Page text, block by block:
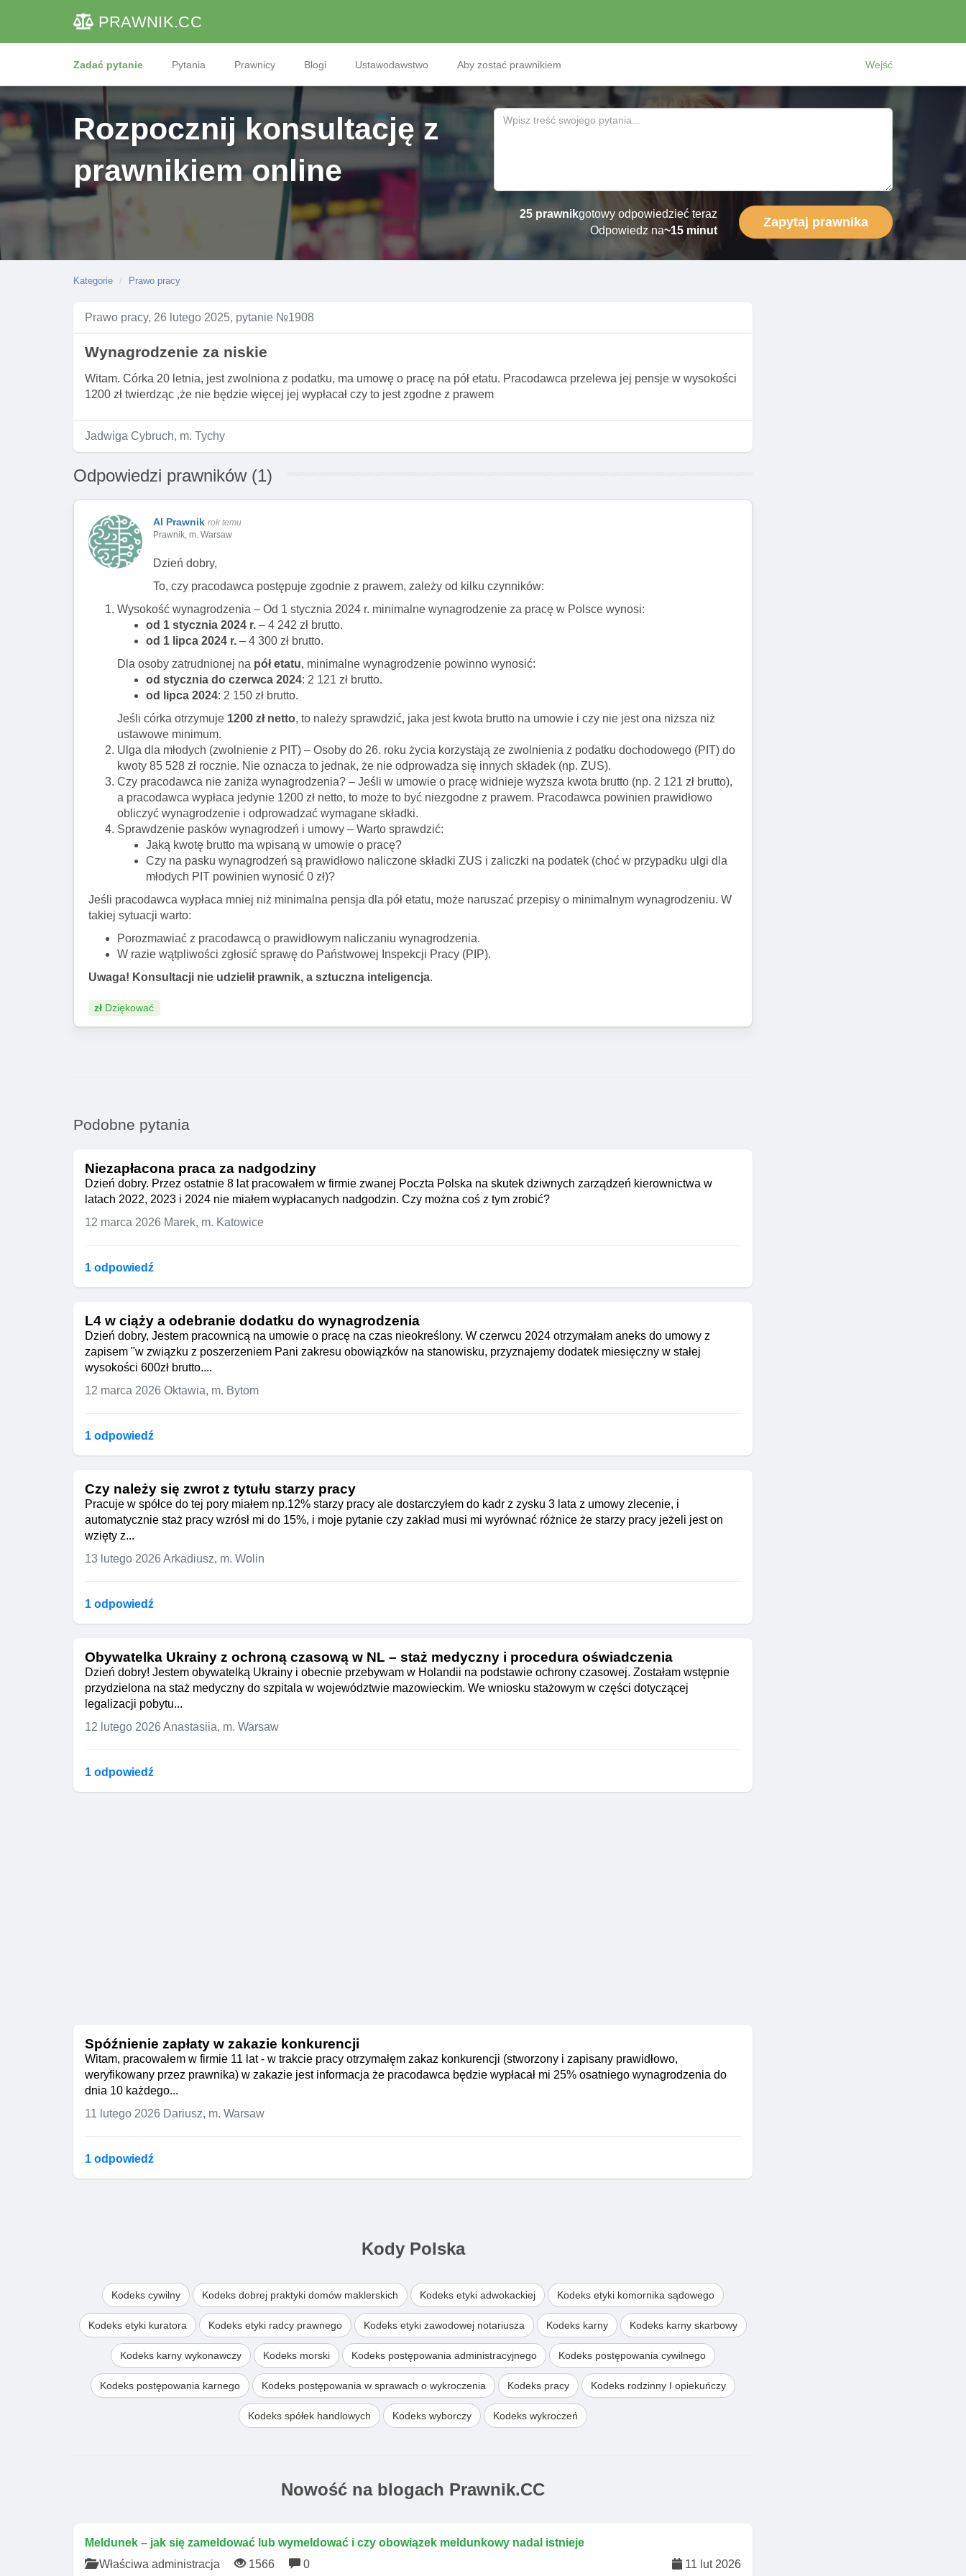
PRAWNIK.CC
Zadać pytanie Pytania Prawnicy Blogi Ustawodawstwo Aby zostać prawnikiem Wejść
Rozpocznij konsultację z
prawnikiem online
25 prawnikgotowy odpowiedzieć teraz
Odpowiedz na~15 minut
Zapytaj prawnika
Kategorie Prawo pracy
Prawo pracy, 26 lutego 2025, pytanie №1908
Wynagrodzenie za niskie
Witam. Córka 20 letnia, jest zwolniona z podatku, ma umowę o pracę na pół etatu. Pracodawca przelewa jej pensje w wysokości
1200 zł twierdząc ,że nie będzie więcej jej wypłacał czy to jest zgodne z prawem
Jadwiga Cybruch, m. Tychy
Odpowiedzi prawników (1)
AI Prawnik rok temu
Prawnik, m. Warsaw
Dzień dobry,
To, czy pracodawca postępuje zgodnie z prawem, zależy od kilku czynników:
Wysokość wynagrodzenia – Od 1 stycznia 2024 r. minimalne wynagrodzenie za pracę w Polsce wynosi:
od 1 stycznia 2024 r. – 4 242 zł brutto.
od 1 lipca 2024 r. – 4 300 zł brutto.
Dla osoby zatrudnionej na pół etatu, minimalne wynagrodzenie powinno wynosić:
od stycznia do czerwca 2024: 2 121 zł brutto.
od lipca 2024: 2 150 zł brutto.
Jeśli córka otrzymuje 1200 zł netto, to należy sprawdzić, jaka jest kwota brutto na umowie i czy nie jest ona niższa niż
ustawowe minimum.
Ulga dla młodych (zwolnienie z PIT) – Osoby do 26. roku życia korzystają ze zwolnienia z podatku dochodowego (PIT) do
kwoty 85 528 zł rocznie. Nie oznacza to jednak, że nie odprowadza się innych składek (np. ZUS).
Czy pracodawca nie zaniża wynagrodzenia? – Jeśli w umowie o pracę widnieje wyższa kwota brutto (np. 2 121 zł brutto),
a pracodawca wypłaca jedynie 1200 zł netto, to może to być niezgodne z prawem. Pracodawca powinien prawidłowo
obliczyć wynagrodzenie i odprowadzać wymagane składki.
Sprawdzenie pasków wynagrodzeń i umowy – Warto sprawdzić:
Jaką kwotę brutto ma wpisaną w umowie o pracę?
Czy na pasku wynagrodzeń są prawidłowo naliczone składki ZUS i zaliczki na podatek (choć w przypadku ulgi dla
młodych PIT powinien wynosić 0 zł)?
Jeśli pracodawca wypłaca mniej niż minimalna pensja dla pół etatu, może naruszać przepisy o minimalnym wynagrodzeniu. W
takiej sytuacji warto:
Porozmawiać z pracodawcą o prawidłowym naliczaniu wynagrodzenia.
W razie wątpliwości zgłosić sprawę do Państwowej Inspekcji Pracy (PIP).
Uwaga! Konsultacji nie udzielił prawnik, a sztuczna inteligencja.
zł Dziękować
Podobne pytania
Niezapłacona praca za nadgodziny
Dzień dobry. Przez ostatnie 8 lat pracowałem w firmie zwanej Poczta Polska na skutek dziwnych zarządzeń kierownictwa w
latach 2022, 2023 i 2024 nie miałem wypłacanych nadgodzin. Czy można coś z tym zrobić?
12 marca 2026 Marek, m. Katowice
1 odpowiedź
L4 w ciąży a odebranie dodatku do wynagrodzenia
Dzień dobry, Jestem pracownicą na umowie o pracę na czas nieokreślony. W czerwcu 2024 otrzymałam aneks do umowy z
zapisem "w związku z poszerzeniem Pani zakresu obowiązków na stanowisku, przyznajemy dodatek miesięczny w stałej
wysokości 600zł brutto....
12 marca 2026 Oktawia, m. Bytom
1 odpowiedź
Czy należy się zwrot z tytułu starzy pracy
Pracuje w spółce do tej pory miałem np.12% starzy pracy ale dostarczyłem do kadr z zysku 3 lata z umowy zlecenie, i
automatycznie staż pracy wzrósł mi do 15%, i moje pytanie czy zakład musi mi wyrównać różnice że starzy pracy jeżeli jest on
wzięty z...
13 lutego 2026 Arkadiusz, m. Wolin
1 odpowiedź
Obywatelka Ukrainy z ochroną czasową w NL – staż medyczny i procedura oświadczenia
Dzień dobry! Jestem obywatelką Ukrainy i obecnie przebywam w Holandii na podstawie ochrony czasowej. Zostałam wstępnie
przydzielona na staż medyczny do szpitala w województwie mazowieckim. We wniosku stażowym w części dotyczącej
legalizacji pobytu...
12 lutego 2026 Anastasiia, m. Warsaw
1 odpowiedź
Spóźnienie zapłaty w zakazie konkurencji
Witam, pracowałem w firmie 11 lat - w trakcie pracy otrzymałęm zakaz konkurencji (stworzony i zapisany prawidłowo,
weryfikowany przez prawnika) w zakazie jest informacja że pracodawca będzie wypłacał mi 25% osatniego wynagrodzenia do
dnia 10 każdego...
11 lutego 2026 Dariusz, m. Warsaw
1 odpowiedź
Kody Polska
Kodeks cywilny Kodeks dobrej praktyki domów maklerskich Kodeks etyki adwokackiej Kodeks etyki komornika sądowego
Kodeks etyki kuratora Kodeks etyki radcy prawnego Kodeks etyki zawodowej notariusza Kodeks karny Kodeks karny skarbowy
Kodeks karny wykonawczy Kodeks morski Kodeks postępowania administracyjnego Kodeks postępowania cywilnego
Kodeks postępowania karnego Kodeks postępowania w sprawach o wykroczenia Kodeks pracy Kodeks rodzinny I opiekuńczy
Kodeks spółek handlowych Kodeks wyborczy Kodeks wykroczeń
Nowość na blogach Prawnik.CC
Meldunek – jak się zameldować lub wymeldować i czy obowiązek meldunkowy nadal istnieje
Właściwa administracja
1566 0 11 lut 2026